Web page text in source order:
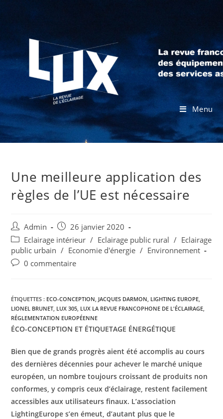
Menu
Une meilleure application des
règles de l’UE est nécessaire
Admin
26 janvier 2020
Eclairage intérieur / Eclairage public rural / Eclairage
public urbain / Economie d'énergie / Environnement
0 commentaire
ÉTIQUETTES : ECO-CONCEPTION, JACQUES DARMON, LIGHTING EUROPE,
LIONEL BRUNET, LUX 305, LUX LA REVUE FRANCOPHONE DE L'ÉCLAIRAGE,
RÉGLEMENTATION EUROPÉENNE
ÉCO-CONCEPTION ET ÉTIQUETAGE ÉNERGÉTIQUE
Bien que de grands progrès aient été accomplis au cours
des dernières décennies pour achever le marché unique
européen, un nombre toujours croissant de produits non
conformes, y compris ceux d’éclairage, restent facilement
accessibles aux utilisateurs finaux. L’association
LightingEurope s’en émeut, d’autant plus que le